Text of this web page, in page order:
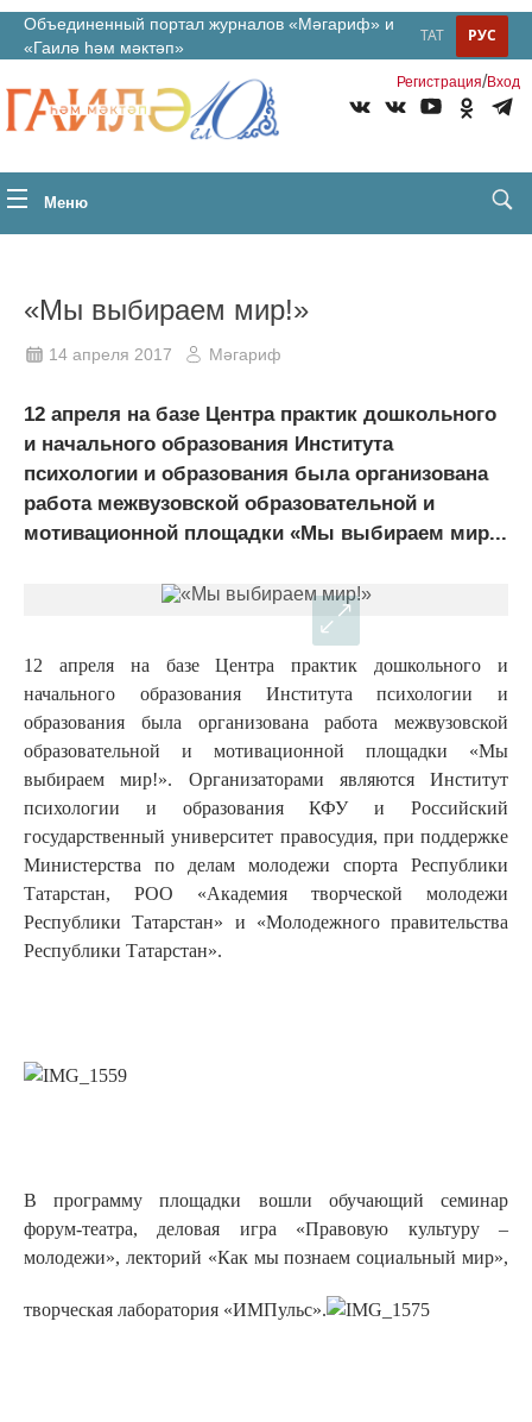
Объединенный портал журналов «Мәгариф» и
«Гаилә һәм мәктәп»
РУС
ТАТ
Регистрация/Вход
Меню
«Мы выбираем мир!»
14 апреля 2017 Мәгариф
12 апреля на базе Центра практик дошкольного
и начального образования Института
психологии и образования была организована
работа межвузовской образовательной и
мотивационной площадки «Мы выбираем мир...
12 апреля на базе Центра практик дошкольного и
начального образования Института психологии и
образования была организована работа межвузовской
образовательной и мотивационной площадки «Мы
выбираем мир!». Организаторами являются Институт
психологии и образования КФУ и Российский
государственный университет правосудия, при поддержке
Министерства по делам молодежи спорта Республики
Татарстан, РОО «Академия творческой молодежи
Республики Татарстан» и «Молодежного правительства
Республики Татарстан».
В программу площадки вошли обучающий семинар
форум-театра, деловая игра «Правовую культуру –
молодежи», лекторий «Как мы познаем социальный мир»,
творческая лаборатория «ИМПульс».